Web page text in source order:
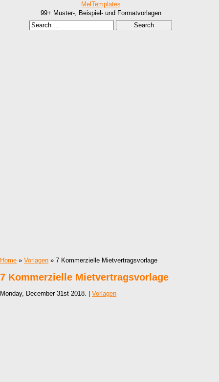
MelTemplates
99+ Muster-, Beispiel- und Formatvorlagen
Home » Vorlagen » 7 Kommerzielle Mietvertragsvorlage
7 Kommerzielle Mietvertragsvorlage
Monday, December 31st 2018. | Vorlagen